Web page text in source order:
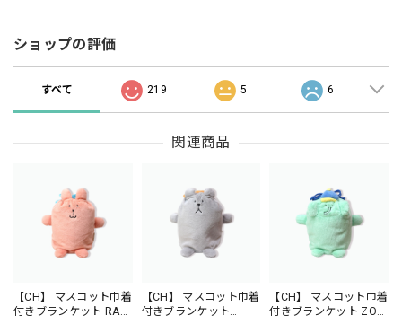
ショップの評価
すべて 219 5 6
関連商品
【CH】 マスコット巾着
付きブランケット RAB
【CH】 マスコット巾着
付きブランケット
【CH】 マスコット巾着
付きブランケット ZOO